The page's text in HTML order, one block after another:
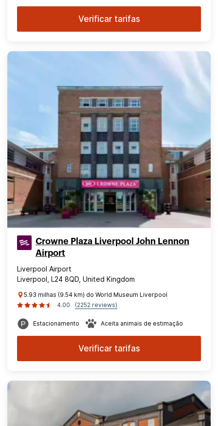
Verificar tarifas
Crowne Plaza Liverpool John Lennon
Airport
Liverpool Airport
Liverpool, L24 8QD, United Kingdom
5.93 milhas (9.54 km) do World Museum Liverpool
4.00
(2252 reviews)
Estacionamento Aceita animais de estimação
Verificar tarifas